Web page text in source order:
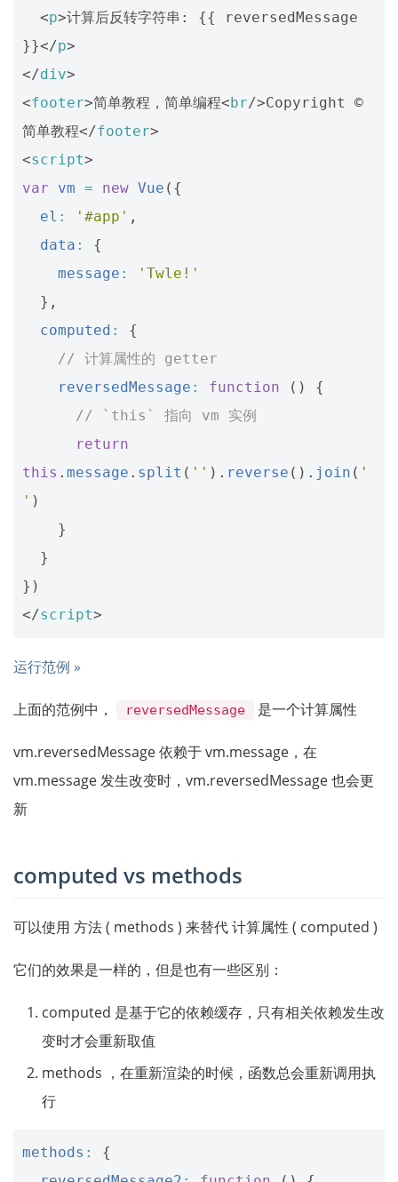
<p>计算后反转字符串: {{ reversedMessage
}}</p>
</div>
<footer>简单教程，简单编程<br/>Copyright ©
简单教程</footer>
<script>
var
vm = new Vue ({
el : '#app' ,
data :
{
message :
'Twle!'
},
computed :
{
// 计算属性的 getter
reversedMessage : function ()
{
// `this` 指向 vm 实例
return
this . message . split ( '' ). reverse (). join ( '
' )
}
}
})
</script>
运行范例 »
上面的范例中， reversedMessage 是一个计算属性
vm.reversedMessage 依赖于 vm.message，在
vm.message 发生改变时，vm.reversedMessage 也会更
新
computed vs methods
可以使用 方法 ( methods ) 来替代 计算属性 ( computed )
它们的效果是一样的，但是也有一些区别：
computed 是基于它的依赖缓存，只有相关依赖发生改
变时才会重新取值
methods ，在重新渲染的时候，函数总会重新调用执
行
methods :
{